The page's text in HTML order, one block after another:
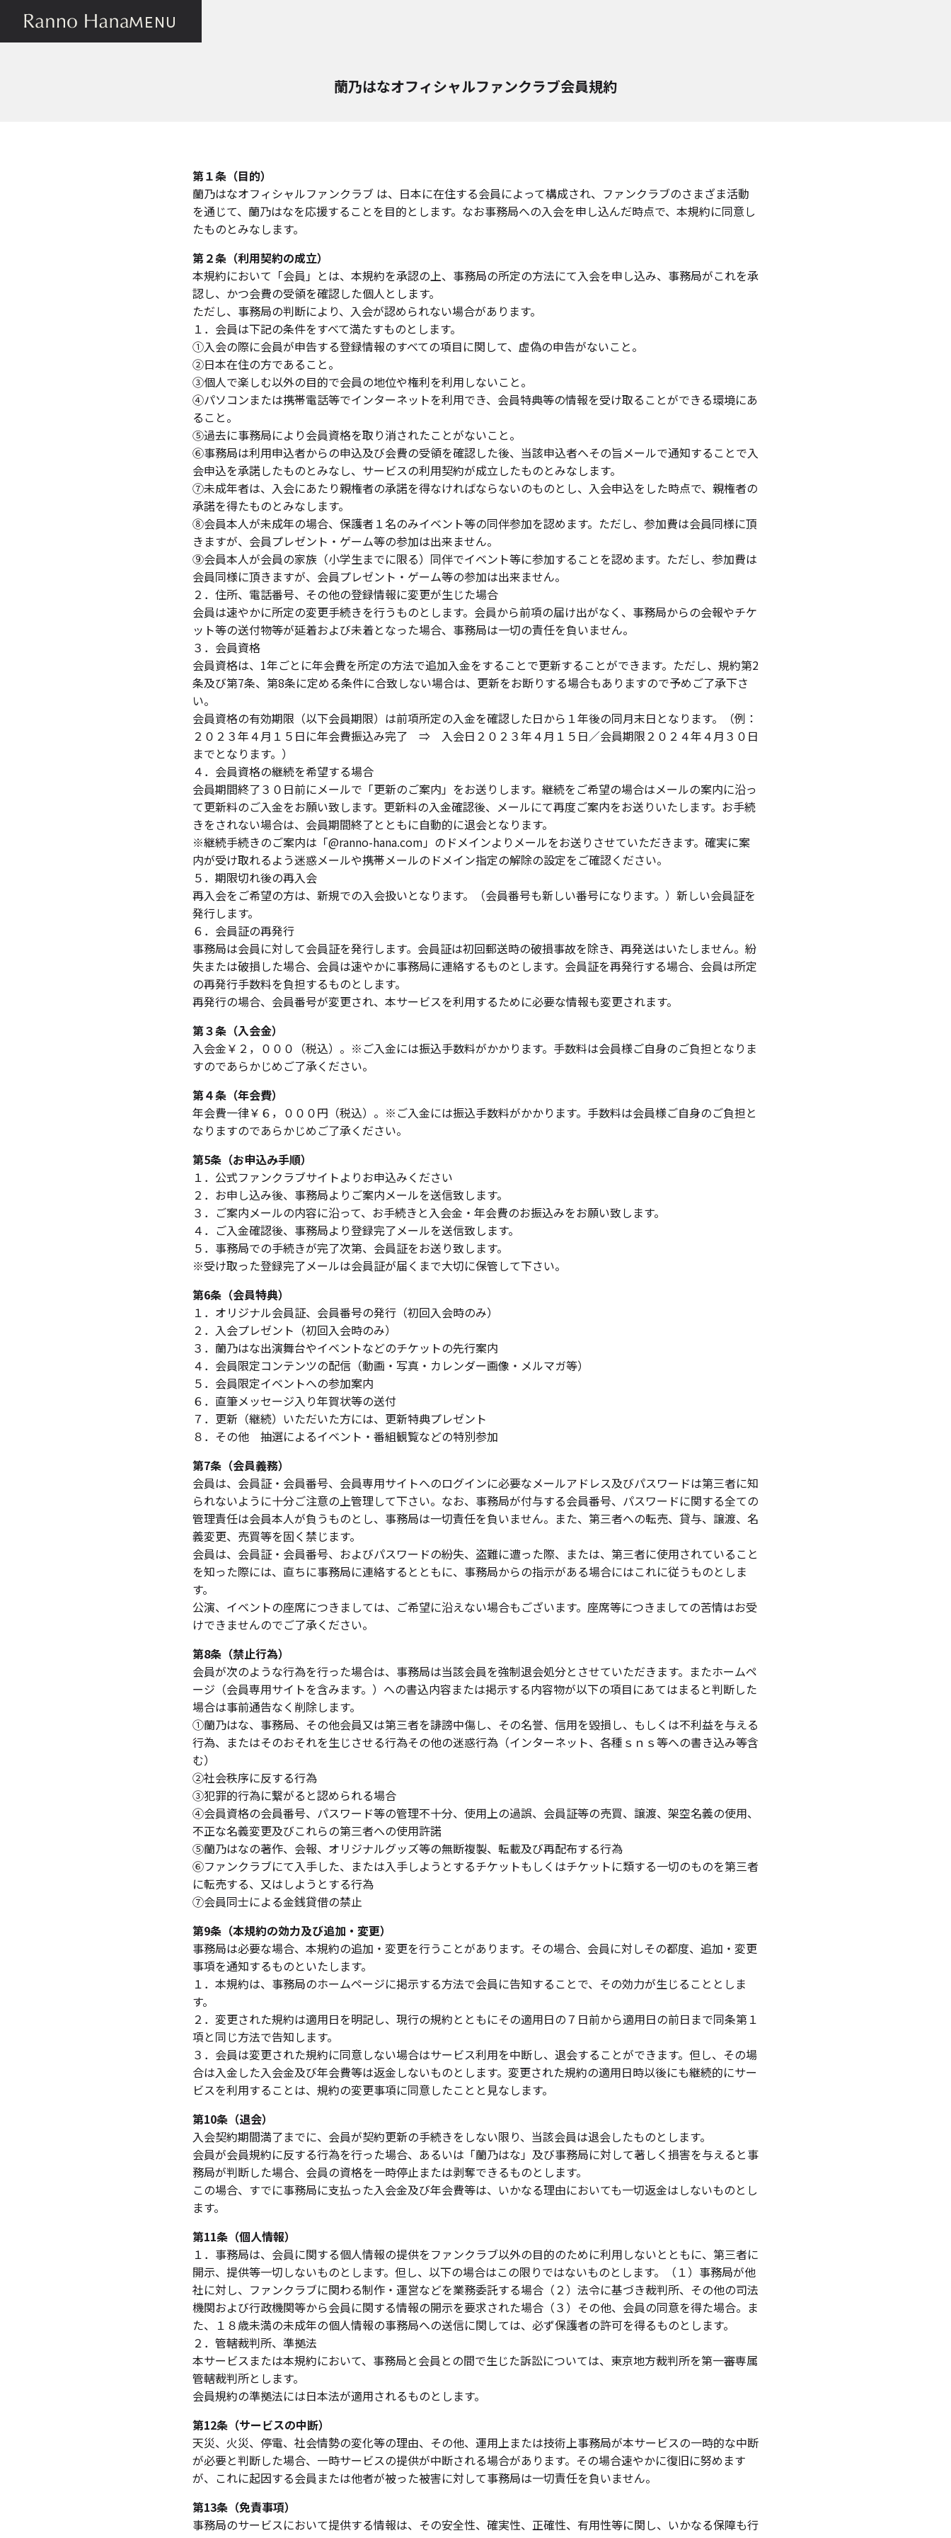
MENU
蘭乃はなオフィシャルファンクラブ会員規約
第１条（目的）
蘭乃はなオフィシャルファンクラブ は、日本に在住する会員によって構成され、ファンクラブのさまざま活動
を通じて、蘭乃はなを応援することを目的とします。なお事務局への入会を申し込んだ時点で、本規約に同意し
たものとみなします。
第２条（利用契約の成立）
本規約において「会員」とは、本規約を承認の上、事務局の所定の方法にて入会を申し込み、事務局がこれを承
認し、かつ会費の受領を確認した個人とします。
ただし、事務局の判断により、入会が認められない場合があります。
１．会員は下記の条件をすべて満たすものとします。
①入会の際に会員が申告する登録情報のすべての項目に関して、虚偽の申告がないこと。
②日本在住の方であること。
③個人で楽しむ以外の目的で会員の地位や権利を利用しないこと。
④パソコンまたは携帯電話等でインターネットを利用でき、会員特典等の情報を受け取ることができる環境にあ
ること。
⑤過去に事務局により会員資格を取り消されたことがないこと。
⑥事務局は利用申込者からの申込及び会費の受領を確認した後、当該申込者へその旨メールで通知することで入
会申込を承諾したものとみなし、サービスの利用契約が成立したものとみなします。
⑦未成年者は、入会にあたり親権者の承諾を得なければならないのものとし、入会申込をした時点で、親権者の
承諾を得たものとみなします。
⑧会員本人が未成年の場合、保護者１名のみイベント等の同伴参加を認めます。ただし、参加費は会員同様に頂
きますが、会員プレゼント・ゲーム等の参加は出来ません。
⑨会員本人が会員の家族（小学生までに限る）同伴でイベント等に参加することを認めます。ただし、参加費は
会員同様に頂きますが、会員プレゼント・ゲーム等の参加は出来ません。
２．住所、電話番号、その他の登録情報に変更が生じた場合
会員は速やかに所定の変更手続きを行うものとします。会員から前項の届け出がなく、事務局からの会報やチケ
ット等の送付物等が延着および未着となった場合、事務局は一切の責任を負いません。
３．会員資格
会員資格は、1年ごとに年会費を所定の方法で追加入金をすることで更新することができます。ただし、規約第2
条及び第7条、第8条に定める条件に合致しない場合は、更新をお断りする場合もありますので予めご了承下さ
い。
会員資格の有効期限（以下会員期限）は前項所定の入金を確認した日から１年後の同月末日となります。（例：
２０２３年４月１５日に年会費振込み完了 ⇒ 入会日２０２３年４月１５日／会員期限２０２４年４月３０日
までとなります。）
４．会員資格の継続を希望する場合
会員期間終了３０日前にメールで「更新のご案内」をお送りします。継続をご希望の場合はメールの案内に沿っ
て更新料のご入金をお願い致します。更新料の入金確認後、メールにて再度ご案内をお送りいたします。お手続
きをされない場合は、会員期間終了とともに自動的に退会となります。
※継続手続きのご案内は「@ranno-hana.com」のドメインよりメールをお送りさせていただきます。確実に案
内が受け取れるよう迷惑メールや携帯メールのドメイン指定の解除の設定をご確認ください。
５．期限切れ後の再入会
再入会をご希望の方は、新規での入会扱いとなります。（会員番号も新しい番号になります。）新しい会員証を
発行します。
６．会員証の再発行
事務局は会員に対して会員証を発行します。会員証は初回郵送時の破損事故を除き、再発送はいたしません。紛
失または破損した場合、会員は速やかに事務局に連絡するものとします。会員証を再発行する場合、会員は所定
の再発行手数料を負担するものとします。
再発行の場合、会員番号が変更され、本サービスを利用するために必要な情報も変更されます。
第３条（入会金）
入会金￥２，０００（税込）。※ご入金には振込手数料がかかります。手数料は会員様ご自身のご負担となりま
すのであらかじめご了承ください。
第４条（年会費）
年会費一律￥６，０００円（税込）。※ご入金には振込手数料がかかります。手数料は会員様ご自身のご負担と
なりますのであらかじめご了承ください。
第5条（お申込み手順）
１．公式ファンクラブサイトよりお申込みください
２．お申し込み後、事務局よりご案内メールを送信致します。
３．ご案内メールの内容に沿って、お手続きと入会金・年会費のお振込みをお願い致します。
４．ご入金確認後、事務局より登録完了メールを送信致します。
５．事務局での手続きが完了次第、会員証をお送り致します。
※受け取った登録完了メールは会員証が届くまで大切に保管して下さい。
第6条（会員特典）
１．オリジナル会員証、会員番号の発行（初回入会時のみ）
２．入会プレゼント（初回入会時のみ）
３．蘭乃はな出演舞台やイベントなどのチケットの先行案内
４．会員限定コンテンツの配信（動画・写真・カレンダー画像・メルマガ等）
５．会員限定イベントへの参加案内
６．直筆メッセージ入り年賀状等の送付
７．更新（継続）いただいた方には、更新特典プレゼント
８．その他 抽選によるイベント・番組観覧などの特別参加
第7条（会員義務）
会員は、会員証・会員番号、会員専用サイトへのログインに必要なメールアドレス及びパスワードは第三者に知
られないように十分ご注意の上管理して下さい。なお、事務局が付与する会員番号、パスワードに関する全ての
管理責任は会員本人が負うものとし、事務局は一切責任を負いません。また、第三者への転売、貸与、譲渡、名
義変更、売買等を固く禁じます。
会員は、会員証・会員番号、およびパスワードの紛失、盗難に遭った際、または、第三者に使用されていること
を知った際には、直ちに事務局に連絡するとともに、事務局からの指示がある場合にはこれに従うものとしま
す。
公演、イベントの座席につきましては、ご希望に沿えない場合もございます。座席等につきましての苦情はお受
けできませんのでご了承ください。
第8条（禁止行為）
会員が次のような行為を行った場合は、事務局は当該会員を強制退会処分とさせていただきます。またホームペ
ージ（会員専用サイトを含みます。）への書込内容または掲示する内容物が以下の項目にあてはまると判断した
場合は事前通告なく削除します。
①蘭乃はな、事務局、その他会員又は第三者を誹謗中傷し、その名誉、信用を毀損し、もしくは不利益を与える
行為、またはそのおそれを生じさせる行為その他の迷惑行為（インターネット、各種ｓｎｓ等への書き込み等含
む）
②社会秩序に反する行為
③犯罪的行為に繋がると認められる場合
④会員資格の会員番号、パスワード等の管理不十分、使用上の過誤、会員証等の売買、譲渡、架空名義の使用、
不正な名義変更及びこれらの第三者への使用許諾
⑤蘭乃はなの著作、会報、オリジナルグッズ等の無断複製、転載及び再配布する行為
⑥ファンクラブにて入手した、または入手しようとするチケットもしくはチケットに類する一切のものを第三者
に転売する、又はしようとする行為
⑦会員同士による金銭貸借の禁止
第9条（本規約の効力及び追加・変更）
事務局は必要な場合、本規約の追加・変更を行うことがあります。その場合、会員に対しその都度、追加・変更
事項を通知するものといたします。
１．本規約は、事務局のホームページに掲示する方法で会員に告知することで、その効力が生じることとしま
す。
２．変更された規約は適用日を明記し、現行の規約とともにその適用日の７日前から適用日の前日まで同条第１
項と同じ方法で告知します。
３．会員は変更された規約に同意しない場合はサービス利用を中断し、退会することができます。但し、その場
合は入金した入会金及び年会費等は返金しないものとします。変更された規約の適用日時以後にも継続的にサー
ビスを利用することは、規約の変更事項に同意したことと見なします。
第10条（退会）
入会契約期間満了までに、会員が契約更新の手続きをしない限り、当該会員は退会したものとします。
会員が会員規約に反する行為を行った場合、あるいは「蘭乃はな」及び事務局に対して著しく損害を与えると事
務局が判断した場合、会員の資格を一時停止または剥奪できるものとします。
この場合、すでに事務局に支払った入会金及び年会費等は、いかなる理由においても一切返金はしないものとし
ます。
第11条（個人情報）
１．事務局は、会員に関する個人情報の提供をファンクラブ以外の目的のために利用しないとともに、第三者に
開示、提供等一切しないものとします。但し、以下の場合はこの限りではないものとします。（１）事務局が他
社に対し、ファンクラブに関わる制作・運営などを業務委託する場合（２）法令に基づき裁判所、その他の司法
機関および行政機関等から会員に関する情報の開示を要求された場合（３）その他、会員の同意を得た場合。ま
た、１８歳未満の未成年の個人情報の事務局への送信に関しては、必ず保護者の許可を得るものとします。
２．管轄裁判所、準拠法
本サービスまたは本規約において、事務局と会員との間で生じた訴訟については、東京地方裁判所を第一審専属
管轄裁判所とします。
会員規約の準拠法には日本法が適用されるものとします。
第12条（サービスの中断）
天災、火災、停電、社会情勢の変化等の理由、その他、運用上または技術上事務局が本サービスの一時的な中断
が必要と判断した場合、一時サービスの提供が中断される場合があります。その場合速やかに復旧に努めます
が、これに起因する会員または他者が被った被害に対して事務局は一切責任を負いません。
第13条（免責事項）
事務局のサービスにおいて提供する情報は、その安全性、確実性、正確性、有用性等に関し、いかなる保障も行